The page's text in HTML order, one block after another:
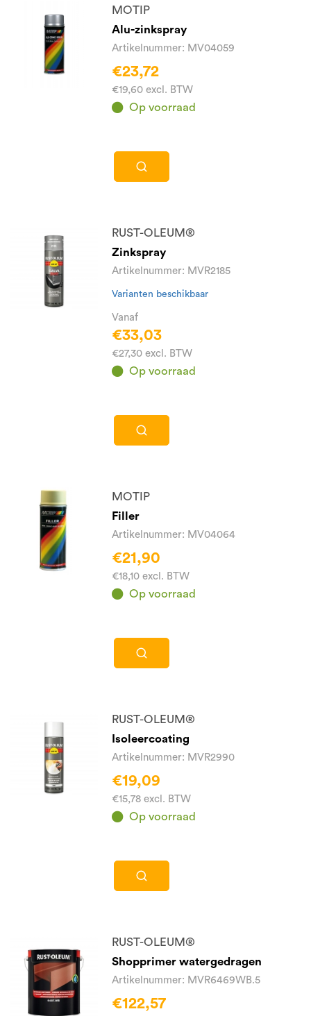
MOTIP
Alu-zinkspray
Artikelnummer: MV04059
€23,72
€19,60 excl. BTW
Op voorraad
RUST-OLEUM®
Zinkspray
Artikelnummer: MVR2185
Varianten beschikbaar
Vanaf
€33,03
€27,30 excl. BTW
Op voorraad
MOTIP
Filler
Artikelnummer: MV04064
€21,90
€18,10 excl. BTW
Op voorraad
RUST-OLEUM®
Isoleercoating
Artikelnummer: MVR2990
€19,09
€15,78 excl. BTW
Op voorraad
RUST-OLEUM®
Shopprimer watergedragen
Artikelnummer: MVR6469WB.5
€122,57